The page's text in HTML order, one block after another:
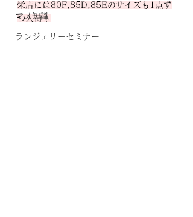
マメ知識
ランジェリーセミナー
栄店には80F,85D,85Eのサイズも1点ず
つ入荷！